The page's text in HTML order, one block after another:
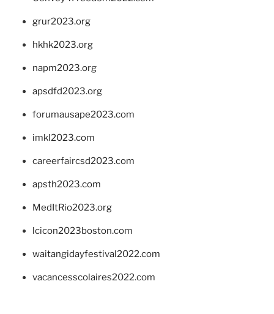
grur2023.org
hkhk2023.org
napm2023.org
apsdfd2023.org
forumausape2023.com
imkl2023.com
careerfaircsd2023.com
apsth2023.com
MedItRio2023.org
lcicon2023boston.com
waitangidayfestival2022.com
vacancesscolaires2022.com